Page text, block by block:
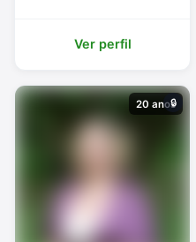
Ver perfil
20 anos
🔒